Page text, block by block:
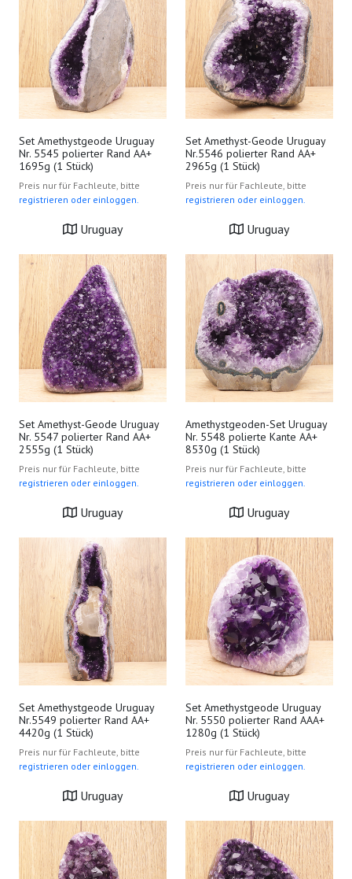
Set Amethystgeode Uruguay
Nr. 5545 polierter Rand AA+
1695g (1 Stück)
Preis nur für Fachleute, bitte
registrieren oder einloggen.
Uruguay
Set Amethyst-Geode Uruguay
Nr.5546 polierter Rand AA+
2965g (1 Stück)
Preis nur für Fachleute, bitte
registrieren oder einloggen.
Uruguay
Set Amethyst-Geode Uruguay
Nr. 5547 polierter Rand AA+
2555g (1 Stück)
Preis nur für Fachleute, bitte
registrieren oder einloggen.
Uruguay
Amethystgeoden-Set Uruguay
Nr. 5548 polierte Kante AA+
8530g (1 Stück)
Preis nur für Fachleute, bitte
registrieren oder einloggen.
Uruguay
Set Amethystgeode Uruguay
Nr.5549 polierter Rand AA+
4420g (1 Stück)
Preis nur für Fachleute, bitte
registrieren oder einloggen.
Uruguay
Set Amethystgeode Uruguay
Nr. 5550 polierter Rand AAA+
1280g (1 Stück)
Preis nur für Fachleute, bitte
registrieren oder einloggen.
Uruguay